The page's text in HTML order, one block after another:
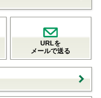
URLを
メールで送る